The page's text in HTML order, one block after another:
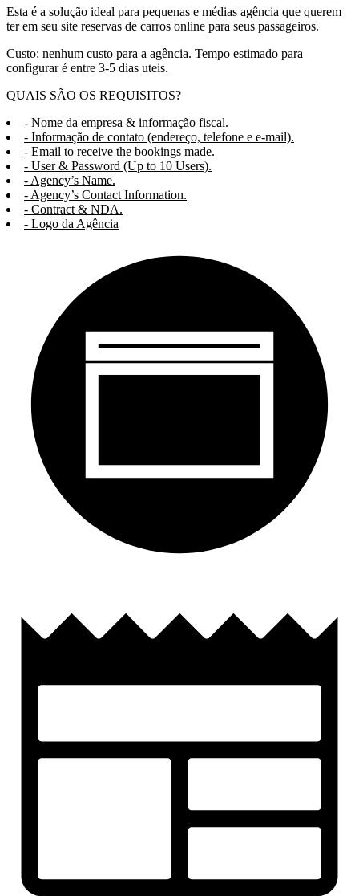
Esta é a solução ideal para pequenas e médias agência que querem
ter em seu site reservas de carros online para seus passageiros.
Custo: nenhum custo para a agência. Tempo estimado para
configurar é entre 3-5 dias uteis.
QUAIS SÃO OS REQUISITOS?
- Nome da empresa & informação fiscal.
- Informação de contato (endereço, telefone e e-mail).
- Email to receive the bookings made.
- User & Password (Up to 10 Users).
- Agency’s Name.
- Agency’s Contact Information.
- Contract & NDA.
- Logo da Agência